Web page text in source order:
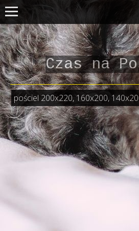
Czas na
pościel 200x220, 160x200,